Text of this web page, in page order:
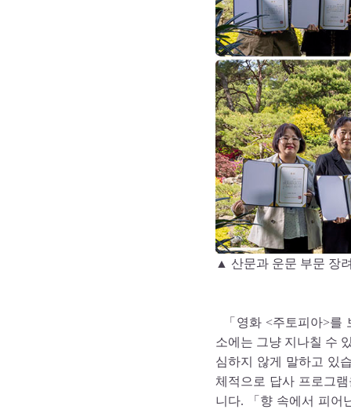
▲ 산문과 운문 부문 장
「영화 <주토피아>를
소에는 그냥 지나칠 수
심하지 않게 말하고 있
체적으로 답사 프로그
니다. 「향 속에서 피어